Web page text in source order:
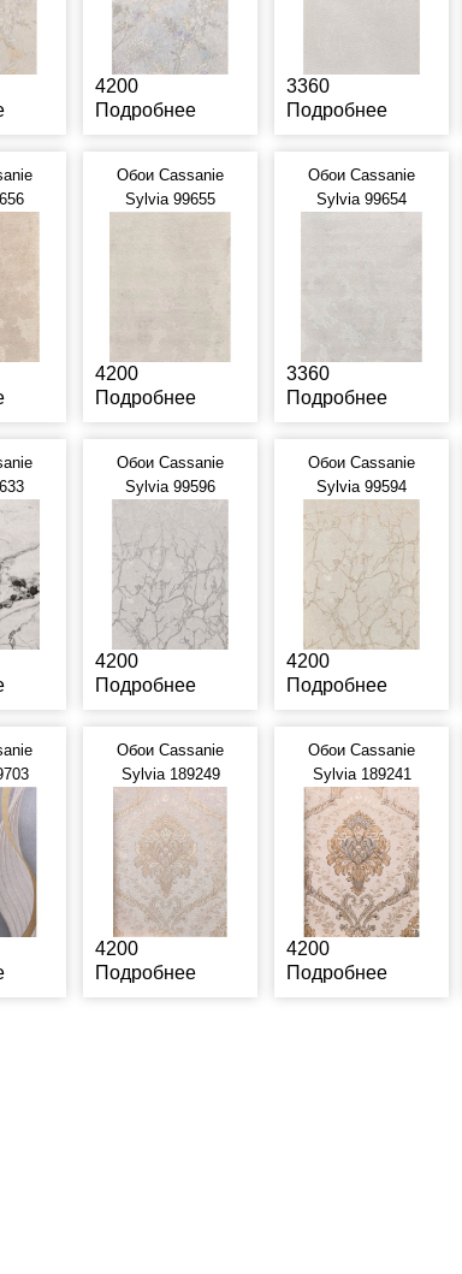
4200
Подробнее
3360
Подробнее
Обои Cassanie
Sylvia 99655
4200
Подробнее
Обои Cassanie
Sylvia 99654
3360
Подробнее
Обои Cassanie
Sylvia 99596
4200
Подробнее
Обои Cassanie
Sylvia 99594
4200
Подробнее
Обои Cassanie
Sylvia 189249
4200
Подробнее
Обои Cassanie
Sylvia 189241
4200
Подробнее